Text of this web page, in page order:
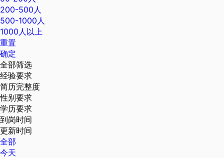
200-500人
500-1000人
1000人以上
重置
确定
全部筛选
经验要求
简历完整度
性别要求
学历要求
到岗时间
更新时间
全部
今天